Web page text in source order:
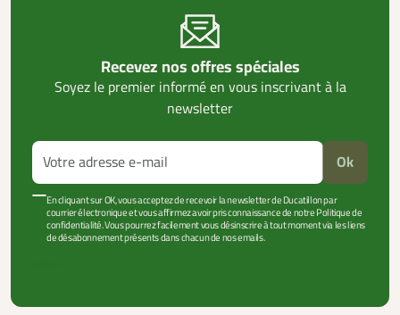
Recevez nos offres spéciales
Soyez le premier informé en vous inscrivant à la
newsletter
Ok
En cliquant sur OK, vous acceptez de recevoir la newsletter de Ducatillon par
courrier électronique et vous affirmez avoir pris connaissance de notre Politique de
confidentialité. Vous pourrez facilement vous désinscrire à tout moment via les liens
de désabonnement présents dans chacun de nos emails.